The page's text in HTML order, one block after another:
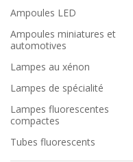
Ampoules LED
Ampoules miniatures et
automotives
Lampes au xénon
Lampes de spécialité
Lampes fluorescentes
compactes
Tubes fluorescents